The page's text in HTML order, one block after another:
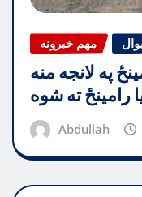
مهم خبرونه
په لانجه منه
رامینځ ته شوه
Abdullah